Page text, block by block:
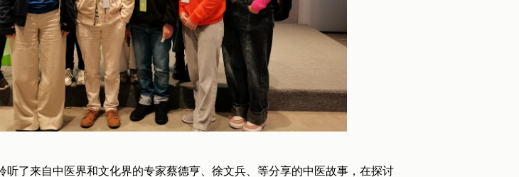
听了来自中医界和文化界的专家蔡德亨、徐文兵、等分享的中医故事，在探讨